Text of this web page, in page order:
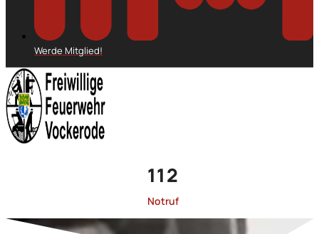
Werde Mitglied!
112
Notruf